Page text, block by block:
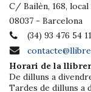
C/ Bailèn, 168, local
08037 - Barcelona
(34) 93 476 54 11
Horari de la
De dilluns a
Tardes de dilluns a